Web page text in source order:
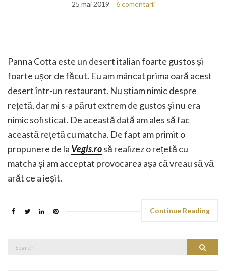
25 mai 2019 6 comentarii
Panna Cotta este un desert italian foarte gustos și
foarte ușor de făcut. Eu am mâncat prima oară acest
desert într-un restaurant. Nu știam nimic despre
rețetă, dar mi s-a părut extrem de gustos și nu era
nimic sofisticat. De această dată am ales să fac
această rețetă cu matcha. De fapt am primit o
propunere de la Vegis.rosă realizez o rețetă cu
matcha și am acceptat provocarea așa că vreau să vă
arăt ce a ieșit.
Continue Reading
Search